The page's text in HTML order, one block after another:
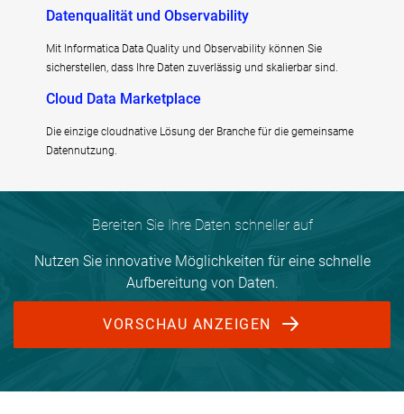
Datenqualität und Observability
Mit Informatica Data Quality und Observability können Sie
sicherstellen, dass Ihre Daten zuverlässig und skalierbar sind.
Cloud Data Marketplace
Die einzige cloudnative Lösung der Branche für die gemeinsame
Datennutzung.
Bereiten Sie Ihre Daten schneller auf
Nutzen Sie innovative Möglichkeiten für eine schnelle
Aufbereitung von Daten.
VORSCHAU ANZEIGEN